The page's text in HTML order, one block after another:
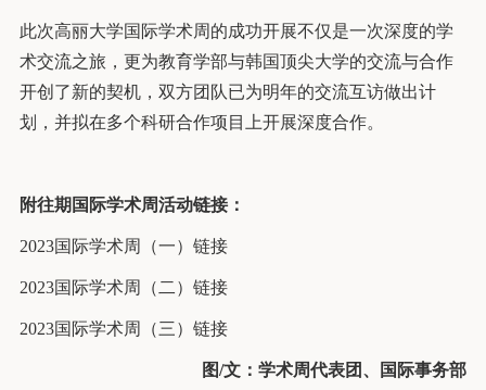
此次高丽大学国际学术周的成功开展不仅是一次深度的学
术交流之旅，更为教育学部与韩国顶尖大学的交流与合作
开创了新的契机，双方团队已为明年的交流互访做出计
划，并拟在多个科研合作项目上开展深度合作。
附往期国际学术周活动链接：
2023国际学术周（一）链接
2023国际学术周（二）链接
2023国际学术周（三）链接
图/文：学术周代表团、国际事务部